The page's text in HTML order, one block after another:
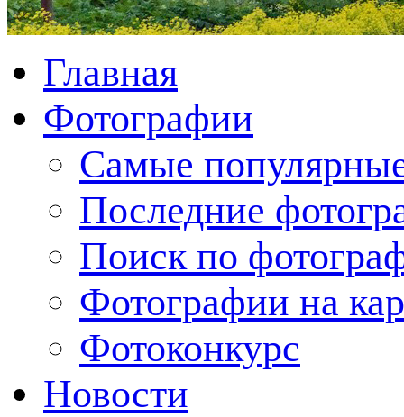
Главная
Фотографии
Cамые
Последние
Поиск по
Фотографии на
Фотоконкурс
Новости